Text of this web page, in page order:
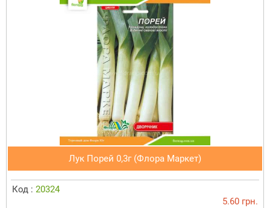
Лук Порей 0,3г (Флора Маркет)
Код : 20324
5.60 грн.